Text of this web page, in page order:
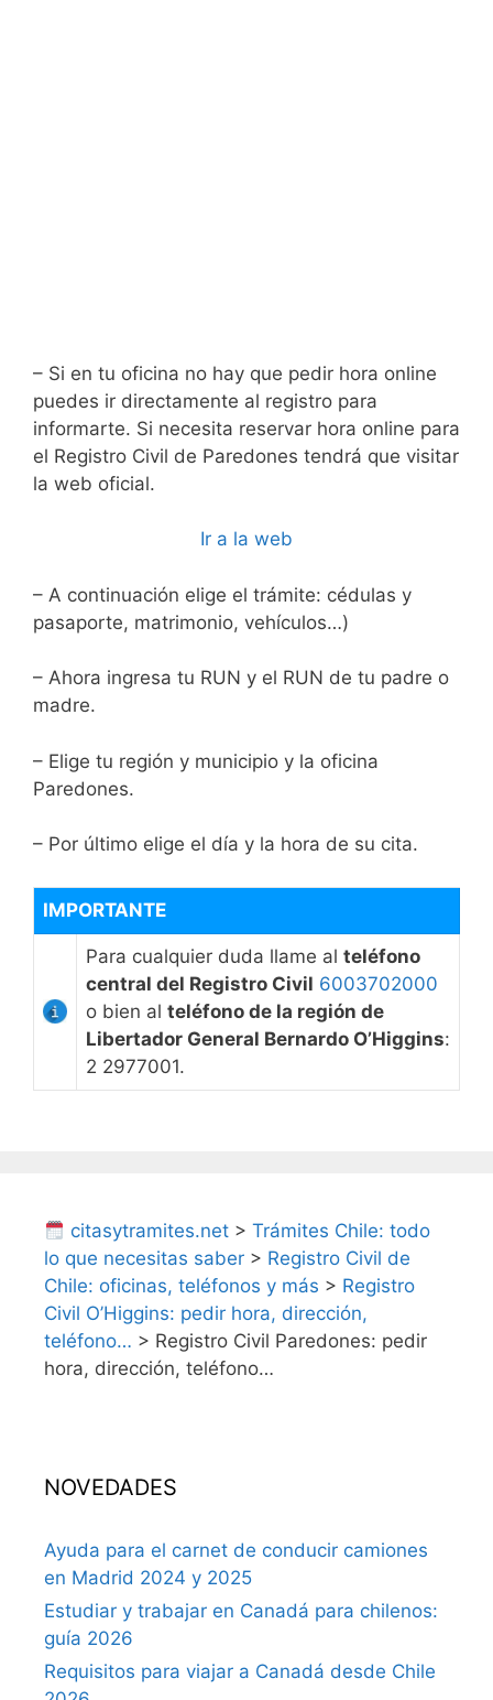
– Si en tu oficina no hay que pedir hora online
puedes ir directamente al registro para
informarte. Si necesita reservar hora online para
el Registro Civil de Paredones tendrá que visitar
la web oficial.
Ir a la web
– A continuación elige el trámite: cédulas y
pasaporte, matrimonio, vehículos…)
– Ahora ingresa tu RUN y el RUN de tu padre o
madre.
– Elige tu región y municipio y la oficina
Paredones.
– Por último elige el día y la hora de su cita.
IMPORTANTE
Para cualquier duda llame al teléfono
central del Registro Civil 6003702000
o bien al teléfono de la región de
Libertador General Bernardo O’Higgins:
2 2977001.
citasytramites.net >Trámites Chile: todo
lo que necesitas saber > Registro Civil de
Chile: oficinas, teléfonos y más > Registro
Civil O’Higgins: pedir hora, dirección,
teléfono… > Registro Civil Paredones: pedir
hora, dirección, teléfono…
NOVEDADES
Ayuda para el carnet de conducir camiones
en Madrid 2024 y 2025
Estudiar y trabajar en Canadá para chilenos:
guía 2026
Requisitos para viajar a Canadá desde Chile